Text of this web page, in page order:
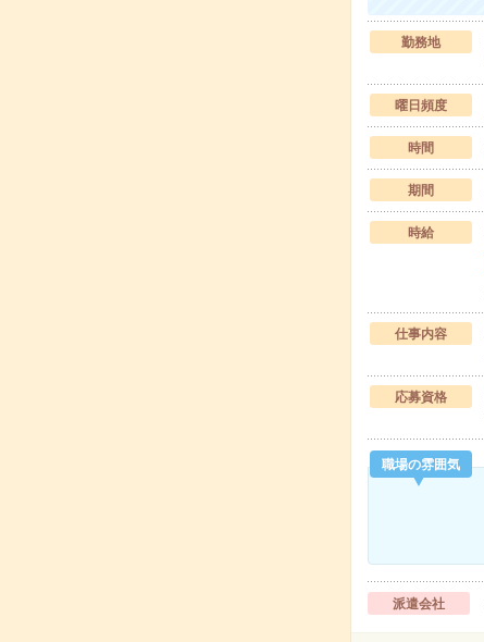
勤務地
曜日頻度
時間
期間
時給
仕事内容
応募資格
職場の雰囲気
派遣会社